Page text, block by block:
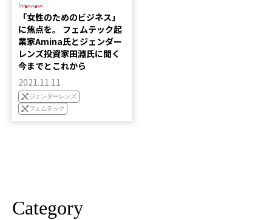
Interview
「女性のためのビジネス」
に焦点を。 フェムテック起
業家Amina氏とジェンダー
レンズ投資家田淵氏に聞く
今までとこれから
2021.11.11
ジェンダーレンズ
フェムテック
Category